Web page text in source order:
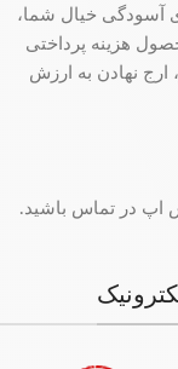
آسودگی خیال شما،
هزینه پرداختی
ارج نهادن به ارزش
اپ در تماس باشید.